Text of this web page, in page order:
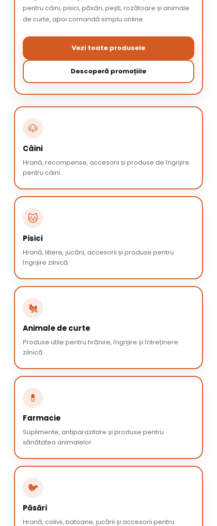
pentru câini, pisici, păsări, pești, rozătoare și animale
de curte, apoi comandă simplu online.
Vezi toate produsele
Descoperă promoțiile
🐶
Câini
Hrană, recompense, accesorii și produse de îngrijire
pentru câini.
🐱
Pisici
Hrană, litiere, jucării, accesorii și produse pentru
îngrijire zilnică.
🐔
Animale de curte
Produse utile pentru hrănire, îngrijire și întreținere
zilnică.
💊
Farmacie
Suplimente, antiparazitare și produse pentru
sănătatea animalelor.
🐦
Păsări
Hrană, colivii, batoane, jucării și accesorii pentru